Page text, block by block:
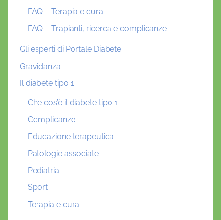
FAQ – Terapia e cura
FAQ – Trapianti, ricerca e complicanze
Gli esperti di Portale Diabete
Gravidanza
Il diabete tipo 1
Che cos’è il diabete tipo 1
Complicanze
Educazione terapeutica
Patologie associate
Pediatria
Sport
Terapia e cura